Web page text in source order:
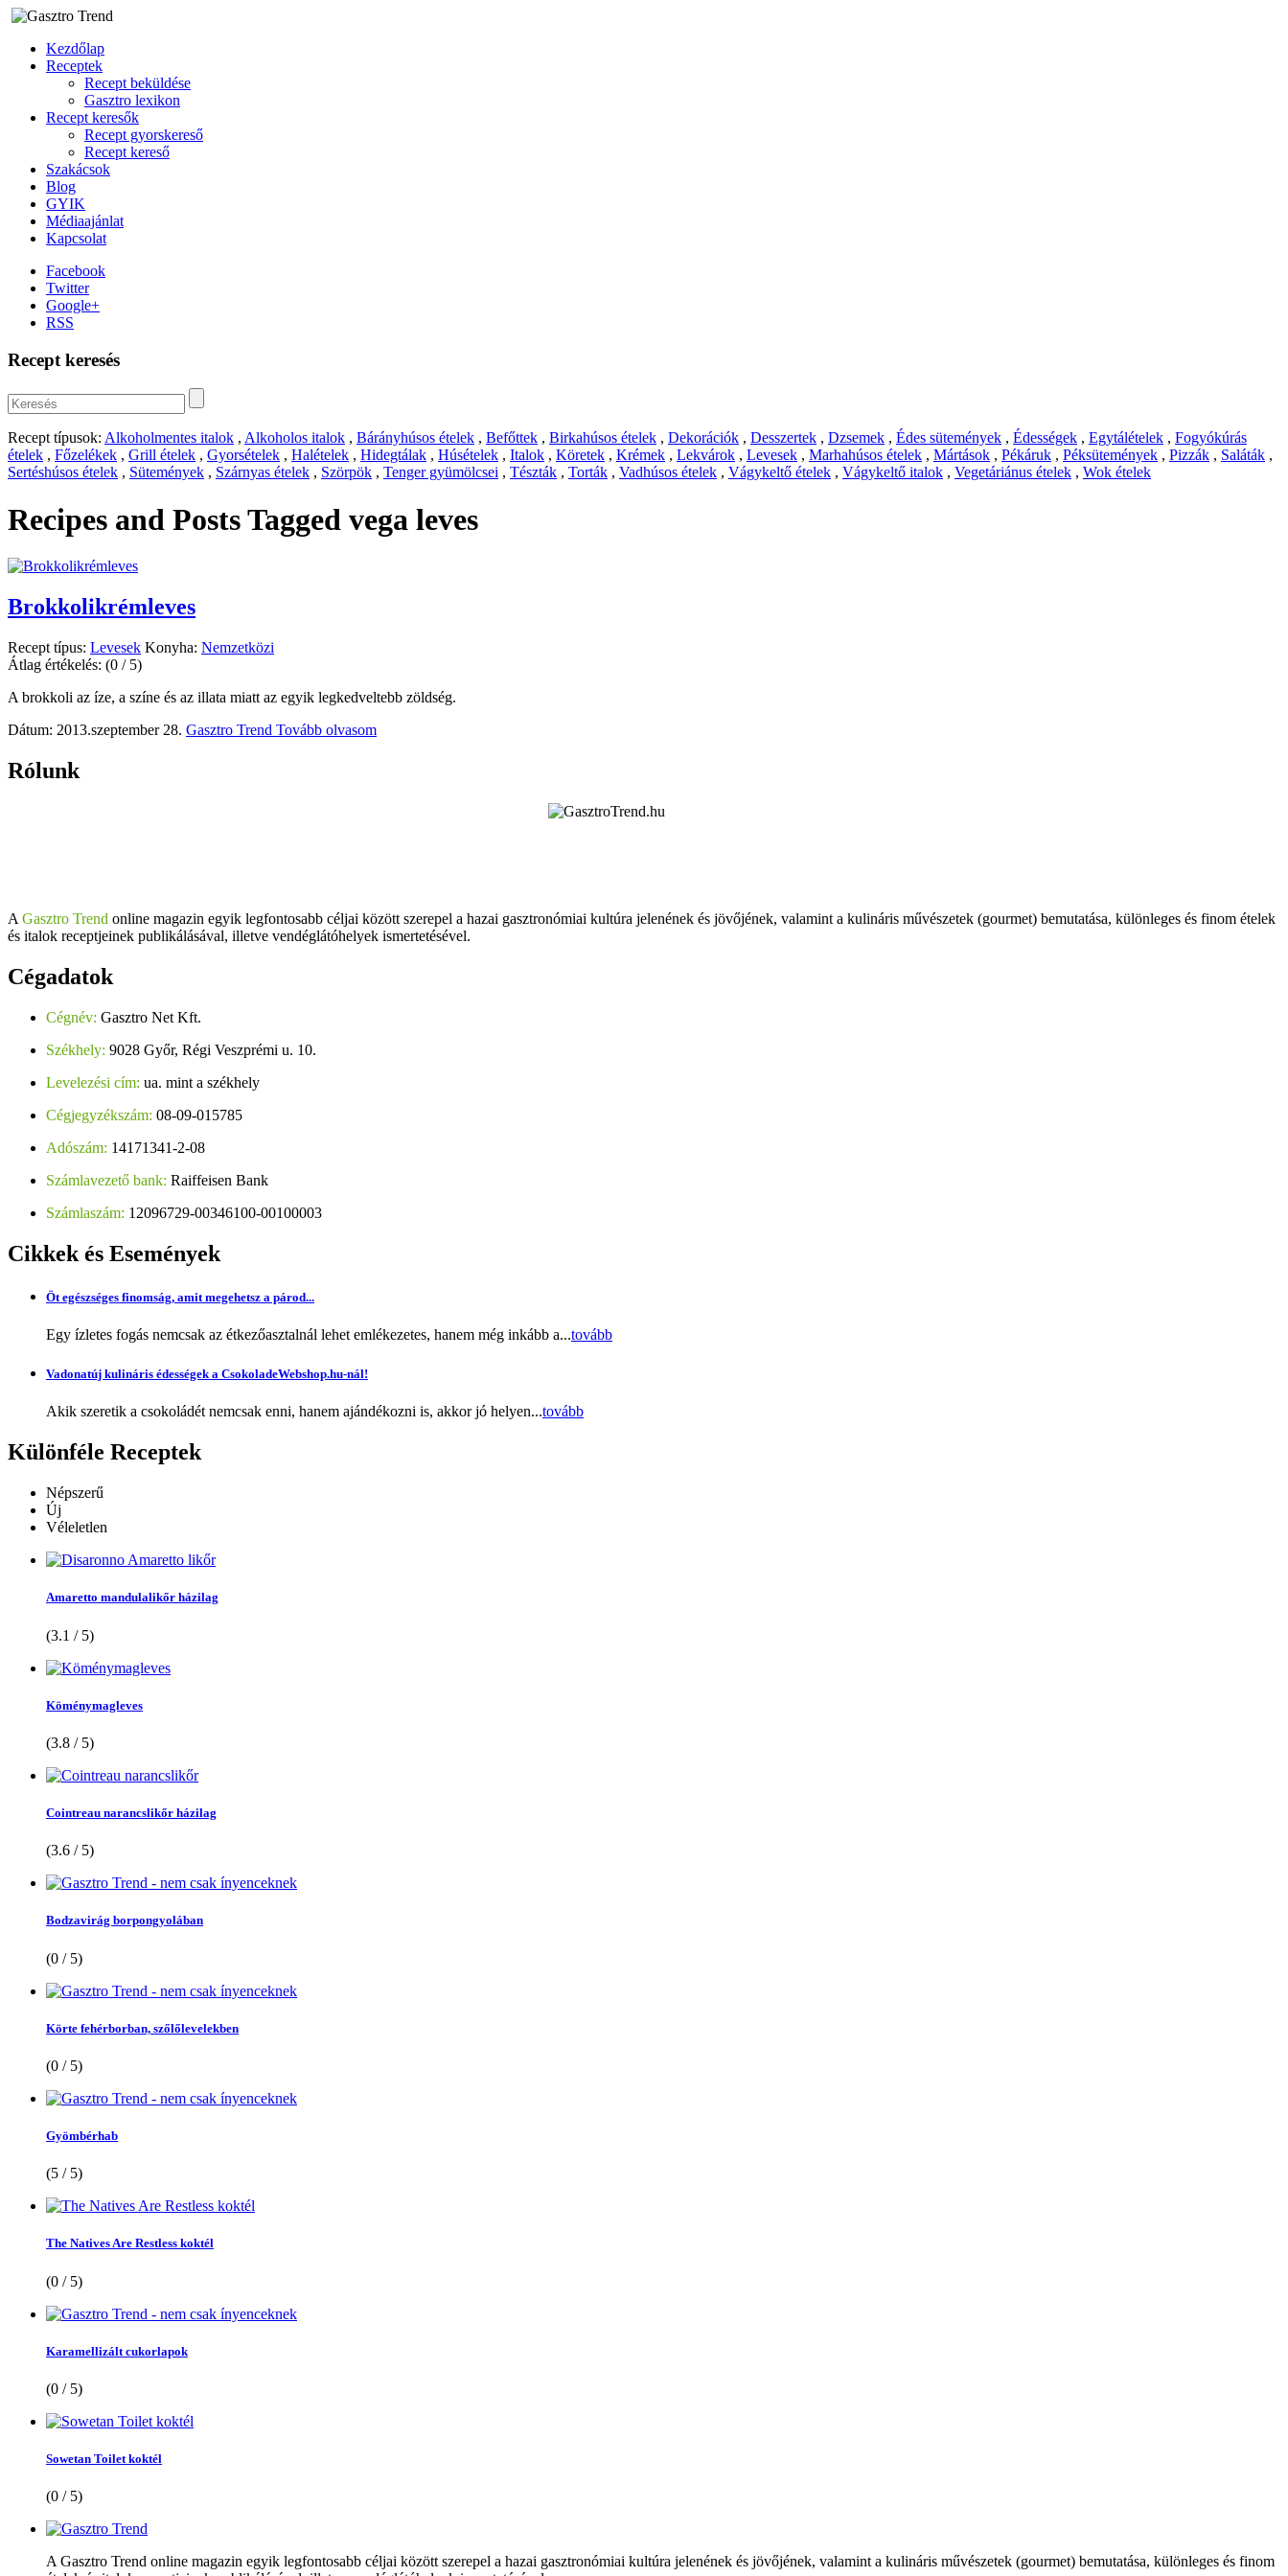
Kezdőlap
Receptek
Recept beküldése
Gasztro lexikon
Recept keresők
Recept gyorskereső
Recept kereső
Szakácsok
Blog
GYIK
Médiaajánlat
Kapcsolat
Facebook
Twitter
Google+
RSS
Recept keresés
Recept típusok: Alkoholmentes italok , Alkoholos italok , Bárányhúsos ételek , Befőttek , Birkahúsos ételek , Dekorációk , Desszertek , Dzsemek , Édes sütemények , Édességek , Egytálételek , Fogyókúrás
ételek , Főzelékek , Grill ételek , Gyorsételek , Halételek , Hidegtálak , Húsételek , Italok , Köretek , Krémek , Lekvárok , Levesek , Marhahúsos ételek , Mártások , Pékáruk , Péksütemények , Pizzák , Saláták ,
Sertéshúsos ételek , Sütemények , Szárnyas ételek , Szörpök , Tenger gyümölcsei , Tészták , Torták , Vadhúsos ételek , Vágykeltő ételek , Vágykeltő italok , Vegetáriánus ételek , Wok ételek
Recipes and Posts Tagged vega leves
Brokkolikrémleves
Recept típus: Levesek Konyha: Nemzetközi
Átlag értékelés: (0 / 5)
A brokkoli az íze, a színe és az illata miatt az egyik legkedveltebb zöldség.
Dátum: 2013.szeptember 28. Gasztro Trend Tovább olvasom
Rólunk
A Gasztro Trend online magazin egyik legfontosabb céljai között szerepel a hazai gasztronómiai kultúra jelenének és jövőjének, valamint a kulináris művészetek (gourmet) bemutatása, különleges és finom ételek
és italok receptjeinek publikálásával, illetve vendéglátóhelyek ismertetésével.
Cégadatok
Cégnév: Gasztro Net Kft.
Székhely: 9028 Győr, Régi Veszprémi u. 10.
Levelezési cím: ua. mint a székhely
Cégjegyzékszám: 08-09-015785
Adószám: 14171341-2-08
Számlavezető bank: Raiffeisen Bank
Számlaszám: 12096729-00346100-00100003
Cikkek és Események
Öt egészséges finomság, amit megehetsz a párod...
Egy ízletes fogás nemcsak az étkezőasztalnál lehet emlékezetes, hanem még inkább a...tovább
Vadonatúj kulináris édességek a CsokoladeWebshop.hu-nál!
Akik szeretik a csokoládét nemcsak enni, hanem ajándékozni is, akkor jó helyen...tovább
Különféle Receptek
Népszerű
Új
Véleletlen
Amaretto mandulalikőr házilag
(3.1 / 5)
Köménymagleves
(3.8 / 5)
Cointreau narancslikőr házilag
(3.6 / 5)
Bodzavirág borpongyolában
(0 / 5)
Körte fehérborban, szőlőlevelekben
(0 / 5)
Gyömbérhab
(5 / 5)
The Natives Are Restless koktél
(0 / 5)
Karamellizált cukorlapok
(0 / 5)
Sowetan Toilet koktél
(0 / 5)
A Gasztro Trend online magazin egyik legfontosabb céljai között szerepel a hazai gasztronómiai kultúra jelenének és jövőjének, valamint a kulináris művészetek (gourmet) bemutatása, különleges és finom